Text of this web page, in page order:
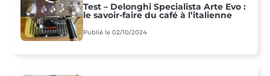
Test – Delonghi Specialista Arte Evo :
le savoir-faire du café à l’italienne
Publié le 02/10/2024